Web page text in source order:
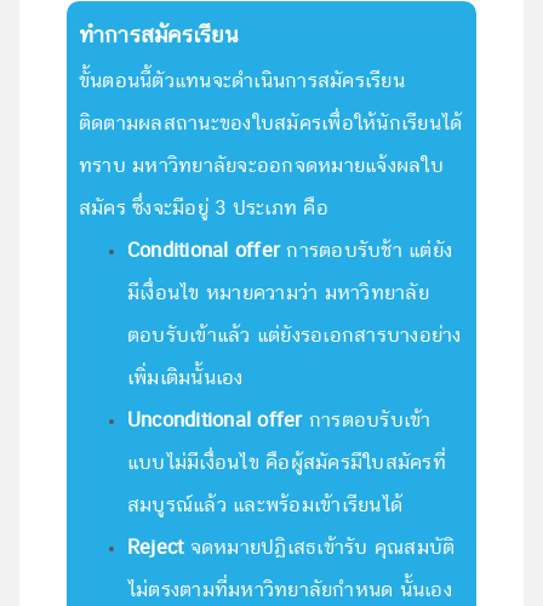
ทำการสมัครเรียน
ขั้นตอนนี้ตัวแทนจะดำเนินการสมัครเรียน
ติดตามผลสถานะของใบสมัครเพื่อให้นักเรียนได้
ทราบ มหาวิทยาลัยจะออกจดหมายแจ้งผลใบ
สมัคร ซึ่งจะมีอยู่ 3 ประเภท คือ
Conditional offerการตอบรับช้า แต่ยัง
มีเงื่อนไข หมายความว่า มหาวิทยาลัย
ตอบรับเข้าแล้ว แต่ยังรอเอกสารบางอย่าง
เพิ่มเติมนั้นเอง
Unconditional offerการตอบรับเข้า
แบบไม่มีเงื่อนไข คือผู้สมัครมีใบสมัครที่
สมบูรณ์แล้ว และพร้อมเข้าเรียนได้
Rejectจดหมายปฏิเสธเข้ารับ คุณสมบัติ
ไม่ตรงตามที่มหาวิทยาลัยกำหนด นั้นเอง